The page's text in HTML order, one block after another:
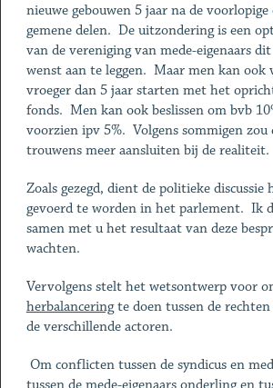
nieuwe gebouwen 5 jaar na de
gemene delen. De uitzondering is een
van de vereniging van mede-eigenaars
wenst aan te leggen. Maar men kan ook
vroeger dan 5 jaar starten met het
fonds. Men kan ook beslissen om bvb
voorzien ipv 5%. Volgens sommigen zou
trouwens meer aansluiten bij de realiteit.
Zoals gezegd, dient de politieke discussie
gevoerd te worden in het parlement. Ik
samen met u het resultaat van deze
wachten.
Vervolgens stelt het wetsontwerp voor
herbalanceringte doen tussen de
de verschillende actoren.
Om conflicten tussen de syndicus en